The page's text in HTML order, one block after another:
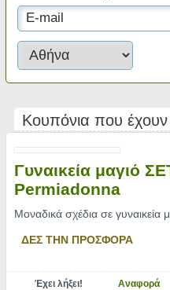
Κουπόνια που έχουν
Γυναικεία μαγιό
Permiadonna
Μοναδικά σχέδια σε γυναικεία
ΔΕΣ ΤΗΝ ΠΡΟΣΦΟΡΑ
Έχει λήξει! Αναφορά